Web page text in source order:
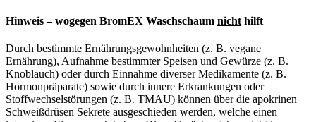
Hinweis – wogegen BromEX Waschschaum nicht hilft
Durch bestimmte Ernährungsgewohnheiten (z. B. vegane
Ernährung), Aufnahme bestimmter Speisen und Gewürze (z. B.
Knoblauch) oder durch Einnahme diverser Medikamente (z. B.
Hormonpräparate) sowie durch innere Erkrankungen oder
Stoffwechselstörungen (z. B. TMAU) können über die apokrinen
Schweißdrüsen Sekrete ausgeschieden werden, welche einen